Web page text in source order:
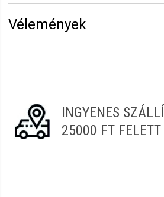
Kiszerelés:
Hajtípus:
Festett
Vélemények
INGYENES
25000 FT FELETT